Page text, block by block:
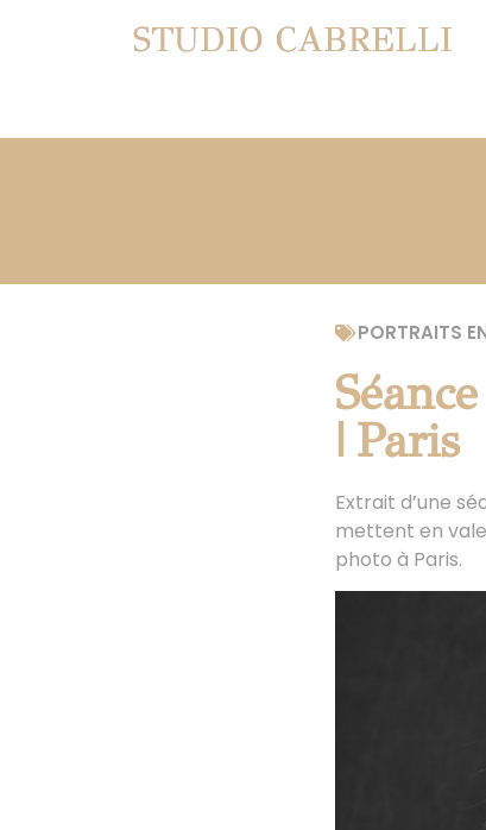
STUDIO CABRELLI
PORTRAITS
| Paris
Extrait d’une
mettent en
photo à Paris.